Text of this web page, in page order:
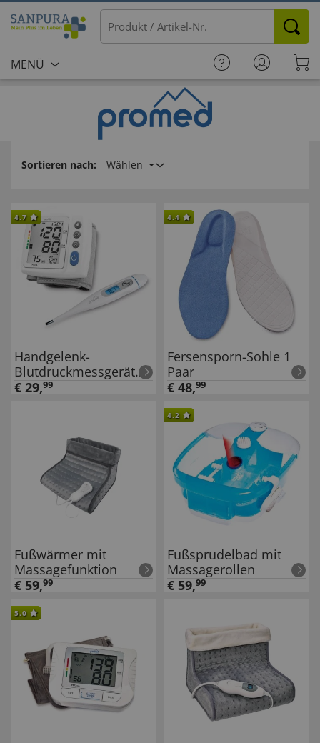
MENÜ
Sortieren nach: Wählen
4.7
Handgelenk-
Blutdruckmessgerät
und
€ 29,99
4.4
Fersensporn-Sohle 1
Paar
€ 48,99
Fußwärmer mit
Massagefunktion
€ 59,99
4.2
Fußsprudelbad mit
Massagerollen
€ 59,99
5.0